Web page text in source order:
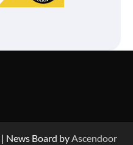
| News Board byAscendoor